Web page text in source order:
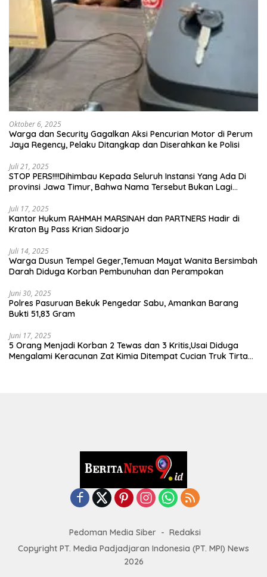
Oktober 6, 2025
Warga dan Security Gagalkan Aksi Pencurian Motor di Perum
Jaya Regency, Pelaku Ditangkap dan Diserahkan ke Polisi
Juli 21, 2025
STOP PERS!!!!Dihimbau Kepada Seluruh Instansi Yang Ada Di
provinsi Jawa Timur, Bahwa Nama Tersebut Bukan Lagi
Juli 17, 2025
Kantor Hukum RAHMAH MARSINAH dan PARTNERS Hadir di
Kraton By Pass Krian Sidoarjo
Juli 14, 2025
Warga Dusun Tempel Geger,Temuan Mayat Wanita Bersimbah
Darah Diduga Korban Pembunuhan dan Perampokan
Juni 30, 2025
Polres Pasuruan Bekuk Pengedar Sabu, Amankan Barang
Bukti 51,83 Gram
Juni 17, 2025
5 Orang Menjadi Korban 2 Tewas dan 3 Kritis,Usai Diduga
Mengalami Keracunan Zat Kimia Ditempat Cucian Truk Tirta
Pedoman Media Siber
Redaksi
Copyright PT. Media Padjadjaran Indonesia (PT. MPI) News
2026